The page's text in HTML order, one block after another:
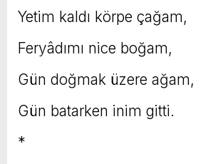
Yetim kaldı körpe çağam,
Feryâdımı nice boğam,
Gün doğmak üzere ağam,
Gün batarken inim gitti.
*